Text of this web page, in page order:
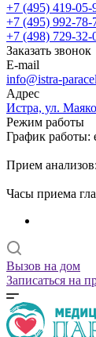
+7 (495) 419-05-
+7 (495) 992-78-
+7 (498) 729-32-
Заказать звонок
E-mail
info@istra-
Адрес
Истра, ул.
Режим работы
График работы:
Прием
Часы приема
Вызов на дом
Записаться на